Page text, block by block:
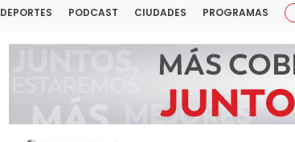
DEPORTES PODCAST CIUDADES PROGRAMAS